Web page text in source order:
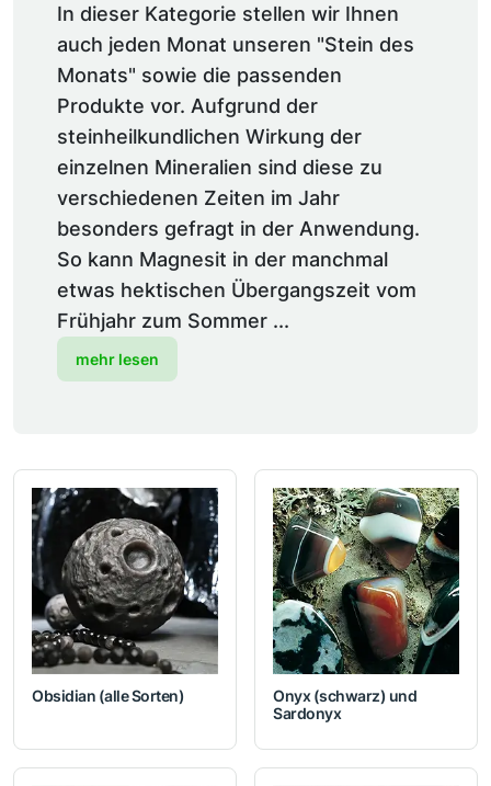
In dieser Kategorie stellen wir Ihnen
auch jeden Monat unseren "Stein des
Monats" sowie die passenden
Produkte vor. Aufgrund der
steinheilkundlichen Wirkung der
einzelnen Mineralien sind diese zu
verschiedenen Zeiten im Jahr
besonders gefragt in der Anwendung.
So kann Magnesit in der manchmal
etwas hektischen Übergangszeit vom
Frühjahr zum Sommer ...
mehr lesen
Obsidian (alle Sorten)
Onyx (schwarz) und
Sardonyx